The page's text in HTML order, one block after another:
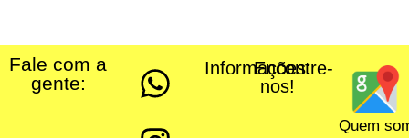
Fale com a
gente:
Informações:
Encontre-
nos!
Quem